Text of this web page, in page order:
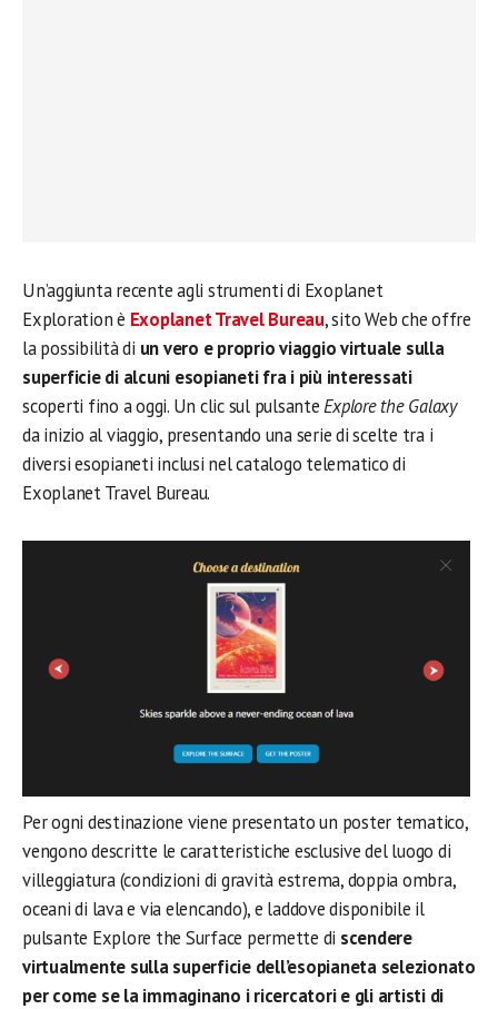
Un’aggiunta recente agli strumenti di Exoplanet
Exploration è Exoplanet Travel Bureau, sito Web che offre
la possibilità di un vero e proprio viaggio virtuale sulla
superficie di alcuni esopianeti fra i più interessati
scoperti fino a oggi. Un clic sul pulsanteExplore the Galaxy
da inizio al viaggio, presentando una serie di scelte tra i
diversi esopianeti inclusi nel catalogo telematico di
Exoplanet Travel Bureau.
Per ogni destinazione viene presentato un poster tematico,
vengono descritte le caratteristiche esclusive del luogo di
villeggiatura (condizioni di gravità estrema, doppia ombra,
oceani di lava e via elencando), e laddove disponibile il
pulsante Explore the Surface permette di scendere
virtualmente sulla superficie dell’esopianeta selezionato
per come se la immaginano i ricercatori e gli artisti di